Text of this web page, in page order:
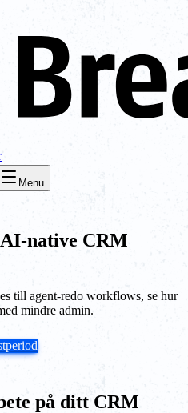
Menu
native CRM
till agent-redo workflows, se hur
mindre admin.
på ditt CRM